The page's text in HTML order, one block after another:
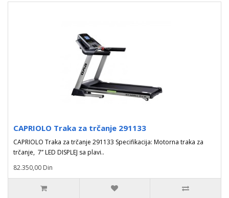
CAPRIOLO Traka za trčanje 291133
CAPRIOLO Traka za trčanje 291133 Specifikacija: Motorna traka za
trčanje, 7’’ LED DISPLEJ sa plavi..
82.350,00 Din